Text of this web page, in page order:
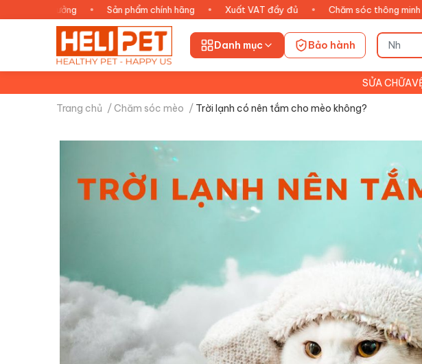
Sản phẩm chính hãng • Xuất VAT đầy đủ • Chăm sóc thông minh •
Danh mục Bảo hành
SỬA CHỮA
Trang chủ /Chăm sóc mèo / Trời lạnh có nên tắm cho mèo không?